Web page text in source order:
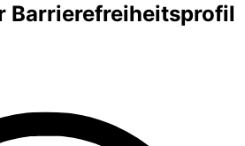
Barrierefreiheitsprofil